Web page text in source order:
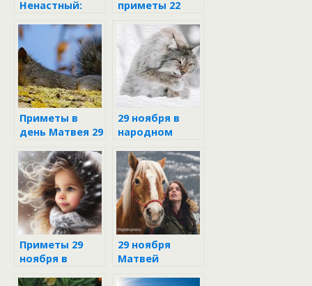
Ненастный:
августа нельзя
носить
украшения
приметы 22
Приметы в
день Матвея 29
29 ноября в
народном
Приметы 29
ноября в
29 ноября
Матвей